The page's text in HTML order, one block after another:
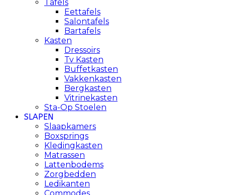
Tafels
Eettafels
Salontafels
Bartafels
Kasten
Dressoirs
Tv Kasten
Buffetkasten
Vakkenkasten
Bergkasten
Vitrinekasten
Sta-Op Stoelen
SLAPEN
Slaapkamers
Boxsprings
Kledingkasten
Matrassen
Lattenbodems
Zorgbedden
Ledikanten